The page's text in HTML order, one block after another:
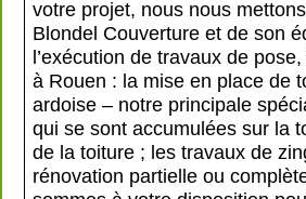
votre projet, nous nous
Blondel Couverture et de son
l’exécution de travaux de
à Rouen : la mise en place de
ardoise – notre principale
qui se sont accumulées sur la
de la toiture ; les travaux de
rénovation partielle ou